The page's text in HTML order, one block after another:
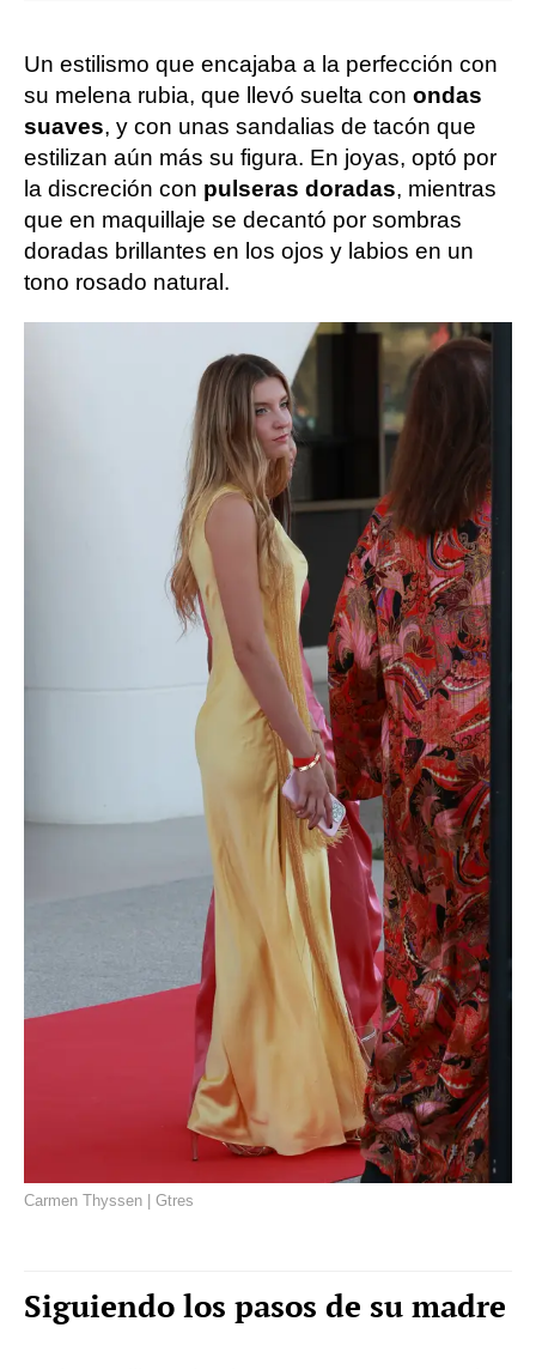
Un estilismo que encajaba a la perfección con
su melena rubia, que llevó suelta con ondas
suaves, y con unas sandalias de tacón que
estilizan aún más su figura. En joyas, optó por
la discreción con pulseras doradas, mientras
que en maquillaje se decantó por sombras
doradas brillantes en los ojos y labios en un
tono rosado natural.
Carmen Thyssen | Gtres
Siguiendo los pasos de su madre